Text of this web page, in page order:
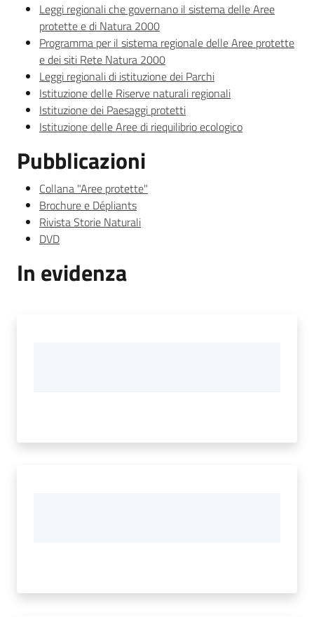
Leggi regionali che governano il sistema delle Aree
protette e di Natura 2000
Programma per il sistema regionale delle Aree protette
e dei siti Rete Natura 2000
Leggi regionali di istituzione dei Parchi
Istituzione delle Riserve naturali regionali
Istituzione dei Paesaggi protetti
Istituzione delle Aree di riequilibrio ecologico
Pubblicazioni
Collana "Aree protette"
Brochure e Dépliants
Rivista Storie Naturali
DVD
In evidenza